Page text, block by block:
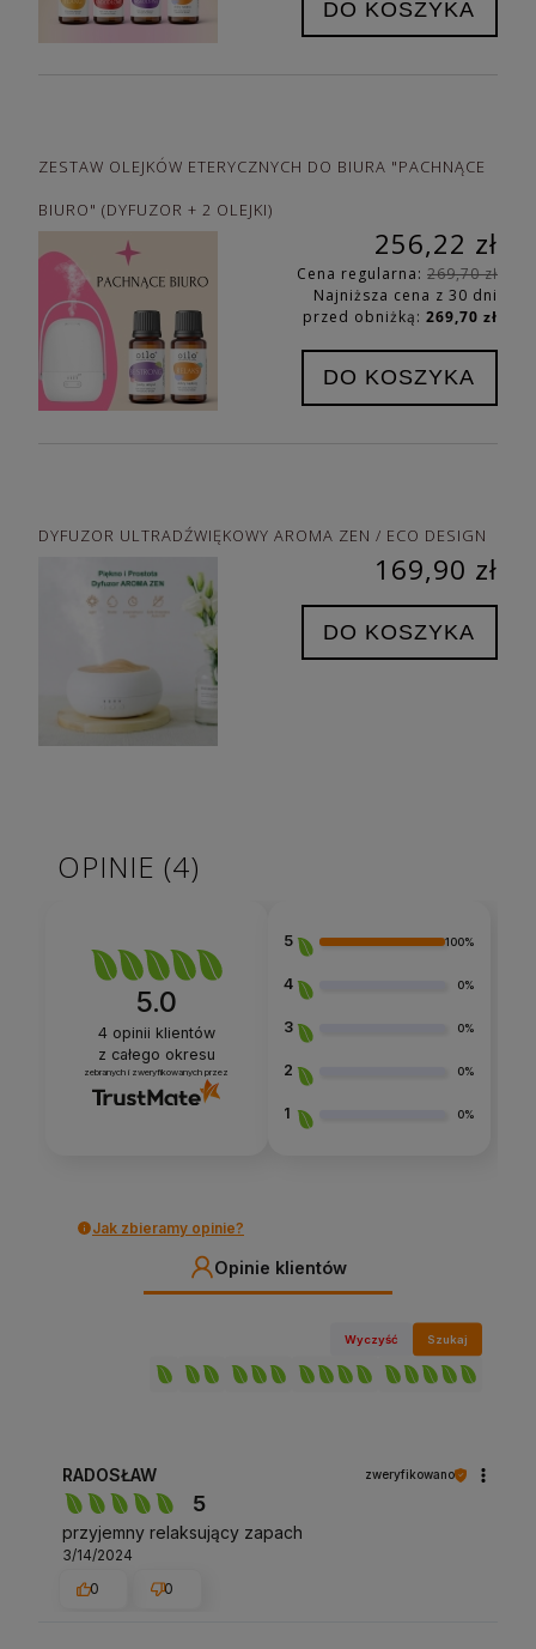
DO KOSZYKA
ZESTAW OLEJKÓW ETERYCZNYCH DO BIURA "PACHNĄCE
BIURO" (DYFUZOR + 2 OLEJKI)
256,22 zł
Cena regularna: 269,70 zł
Najniższa cena z 30 dni
przed obniżką: 269,70 zł
DO KOSZYKA
DYFUZOR ULTRADŹWIĘKOWY AROMA ZEN / ECO DESIGN
169,90 zł
DO KOSZYKA
OPINIE (4)
5.0
4opinii klientów
z całego okresu
zebranych i zweryfikowanych przez
5 100%
4 0%
3 0%
2 0%
1 0%
Jak zbieramy opinie?
Opinie klientów
Wyczyść Szukaj
RADOSŁAW zweryfikowano
5
przyjemny relaksujący zapach
3/14/2024
0
0